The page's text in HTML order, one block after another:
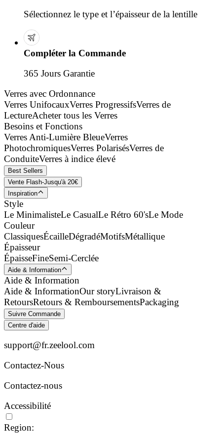
Sélectionnez le type et l’épaisseur de la lentille
Compléter la Commande
365 Jours Garantie
Verres avec Ordonnance
Verres UnifocauxVerres ProgressifsVerres de
LectureAcheter tous les Verres
Besoins et Fonctions
Verres Anti-Lumière BleueVerres
PhotochromiquesVerres PolarisésVerres de
ConduiteVerres à indice élevé
Best Sellers
Vente Flash-Jusqu'à 20€
Inspiration
Style
Le MinimalisteLe CasualLe Rétro 60'sLe Mode
Couleur
ClassiquesÉcailleDégradéMotifsMétallique
Épaisseur
ÉpaisseFineSemi-Cerclée
Aide & Information
Aide & Information
Aide & InformationOur storyLivraison &
RetoursRetours & RemboursementsPackaging
Suivre Commande
Centre d'aide
support@fr.zeelool.com
Contactez-Nous​
Contactez-nous
Accessibilité
Region: